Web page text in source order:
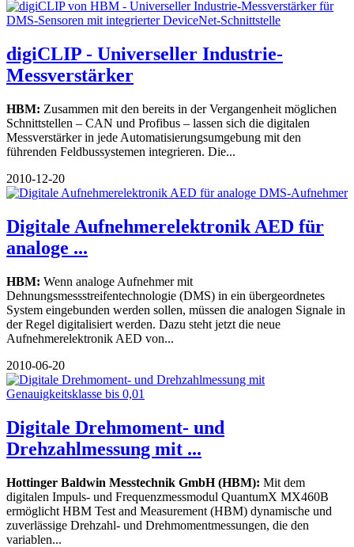
digiCLIP - Universeller Industrie-
Messverstärker
HBM: Zusammen mit den bereits in der Vergangenheit möglichen
Schnittstellen – CAN und Profibus – lassen sich die digitalen
Messverstärker in jede Automatisierungsumgebung mit den
führenden Feldbussystemen integrieren. Die...
2010-12-20
Digitale Aufnehmerelektronik AED für
analoge ...
HBM: Wenn analoge Aufnehmer mit
Dehnungsmessstreifentechnologie (DMS) in ein übergeordnetes
System eingebunden werden sollen, müssen die analogen Signale in
der Regel digitalisiert werden. Dazu steht jetzt die neue
Aufnehmerelektronik AED von...
2010-06-20
Digitale Drehmoment- und
Drehzahlmessung mit ...
Hottinger Baldwin Messtechnik GmbH (HBM): Mit dem
digitalen Impuls- und Frequenzmessmodul QuantumX MX460B
ermöglicht HBM Test and Measurement (HBM) dynamische und
zuverlässige Drehzahl- und Drehmomentmessungen, die den
variablen...